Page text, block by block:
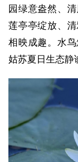
园绿意盎然、
莲亭亭绽放、
相映成趣。水
姑苏夏日生态静